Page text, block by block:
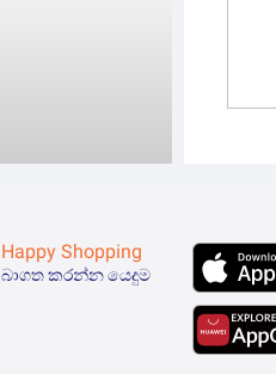
Happy Shopping
බාගත කරන්න යෙදුම